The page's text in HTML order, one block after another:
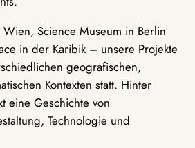
Science Museum in Berlin
in der Karibik – unsere Projekte
geografischen,
Kontexten statt. Hinter
eine Geschichte von
Technologie und